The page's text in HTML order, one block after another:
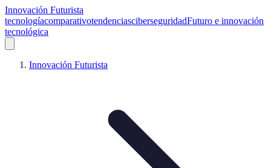
Innovación Futurista
tecnologíacomparativotendenciasciberseguridadFuturo e innovación
tecnológica
Innovación Futurista